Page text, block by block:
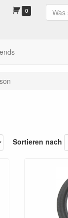
0
Sortieren nach